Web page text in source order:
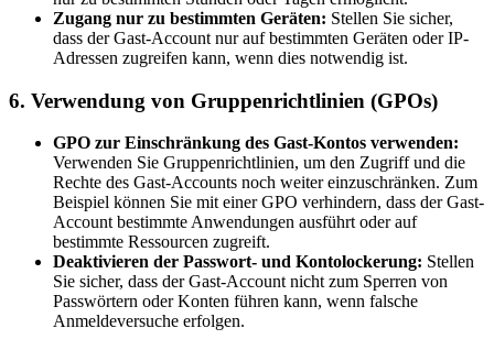
Zugang nur zu bestimmten Geräten: Stellen Sie sicher,
dass der Gast-Account nur auf bestimmten Geräten oder IP-
Adressen zugreifen kann, wenn dies notwendig ist.
6. Verwendung von Gruppenrichtlinien (GPOs)
GPO zur Einschränkung des Gast-Kontos verwenden:
Verwenden Sie Gruppenrichtlinien, um den Zugriff und die
Rechte des Gast-Accounts noch weiter einzuschränken. Zum
Beispiel können Sie mit einer GPO verhindern, dass der Gast-
Account bestimmte Anwendungen ausführt oder auf
bestimmte Ressourcen zugreift.
Deaktivieren der Passwort- und Kontolockerung: Stellen
Sie sicher, dass der Gast-Account nicht zum Sperren von
Passwörtern oder Konten führen kann, wenn falsche
Anmeldeversuche erfolgen.